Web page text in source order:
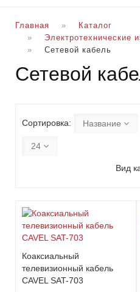
Главная
Каталог
Электротехнические
Сетевой кабель
Сетевой
Сортировка: Название
24
Вид
Коаксиальный
телевизионный кабель
CAVEL SAT-703